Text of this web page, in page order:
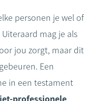
personen je wel of
mag je als
jou zorgt, maar dit
Een
in een testament